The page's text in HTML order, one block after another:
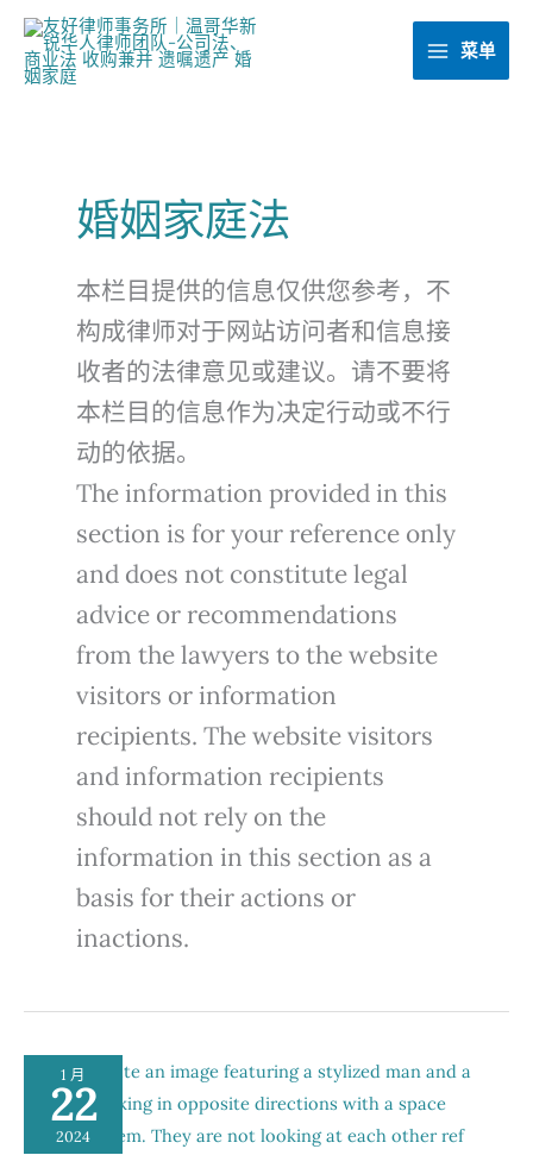
菜单
婚姻家庭法
本栏目提供的信息仅供您参考，不
构成律师对于网站访问者和信息接
收者的法律意见或建议。请不要将
本栏目的信息作为决定行动或不行
动的依据。
The information provided in this
section is for your reference only
and does not constitute legal
advice or recommendations
from the lawyers to the website
visitors or information
recipients. The website visitors
and information recipients
should not rely on the
information in this section as a
basis for their actions or
inactions.
1 月
22
2024